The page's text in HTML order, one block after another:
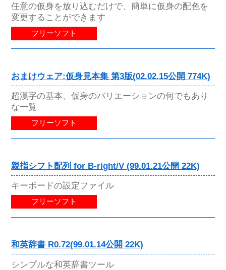
任意の仮身を放り込むだけで、簡単に仮身の配色を
変更することができます
フリーソフト
おまけウェア:仮身見本集 第3版(02.02.15公開 774K)
超漢字の基本、仮身のバリエーションの何でもあり
な一覧
フリーソフト
親指シフト配列 for B-right/V (99.01.21公開 22K)
キーボードの設定ファイル
フリーソフト
和英辞書 R0.72(99.01.14公開 22K)
シンプルな和英辞書ツール